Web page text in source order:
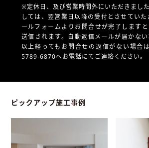
※定休日、及び営業時間外にいただきまし
しては、翌営業日以降の受付とさせていた
ールフォームよりお問合せが完了します
送信されます。自動返信メールが届かない
以上経ってもお問合せの返信がない場合
5789-6870へお電話にてご連絡ください。
ピックアップ施工事例